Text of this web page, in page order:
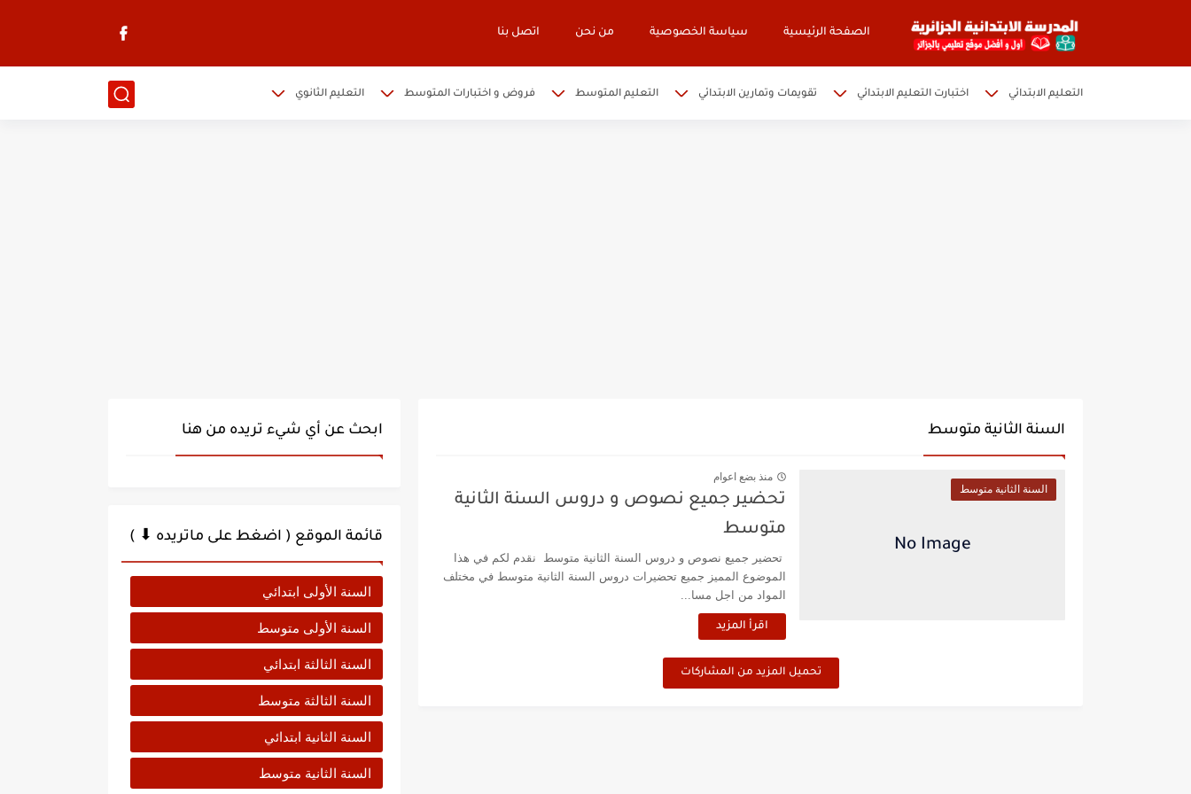
الصفحة الرئيسية سياسة الخصوصية من نحن اتصل بنا
التعليم الابتدائي اختبارت التعليم الابتدائي تقويمات وتمارين الابتدائي التعليم المتوسط فروض و اختبارات المتوسط التعليم الثانوي
السنة الثانية متوسط
السنة الثانية متوسط
منذ بضع اعوام
تحضير جميع نصوص و دروس السنة الثانية
متوسط
تحضير جميع نصوص و دروس السنة الثانية متوسط نقدم لكم في هذا
الموضوع المميز جميع تحضيرات دروس السنة الثانية متوسط في مختلف
المواد من اجل مسا...
اقرأ المزيد
تحميل المزيد من المشاركات
ابحث عن أي شيء تريده من هنا
قائمة الموقع ( اضغط على ماتريده ⬇ )
السنة الأولى ابتدائي
السنة الأولى متوسط
السنة الثالثة ابتدائي
السنة الثالثة متوسط
السنة الثانية ابتدائي
السنة الثانية متوسط